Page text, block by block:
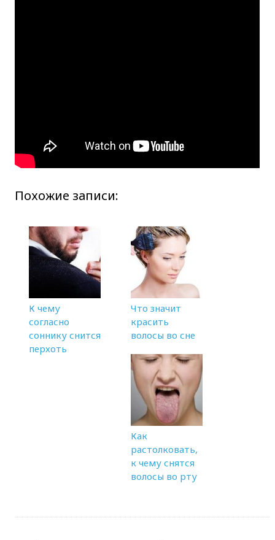
Похожие записи:
К чему
согласно
соннику снится
перхоть
Что значит
красить
волосы во сне
Как
растолковать,
к чему снятся
волосы во рту